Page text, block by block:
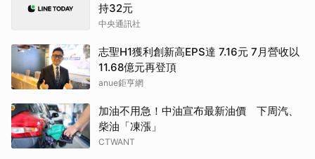
持32元
中央通訊社
志聖H1獲利創新高EPS達 7.16元 7月營收以
11.68億元再登頂
anue鉅亨網
加油不用急！中油宣布最新油價 下周汽、
柴油「凍漲」
CTWANT